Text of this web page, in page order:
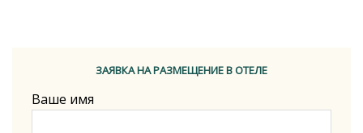
ЗАЯВКА НА РАЗМЕЩЕНИЕ В ОТЕЛЕ
Ваше имя